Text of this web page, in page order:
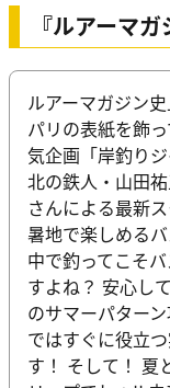
『ルアーマ
ルアーマガジン
パリの表紙を飾
気企画「岸釣り
北の鉄人・山田
さんによる最新
暑地で楽しめる
中で釣ってこそ
すよね？ 安心し
のサマーパター
ではすぐに役立
す！ そして！ 夏